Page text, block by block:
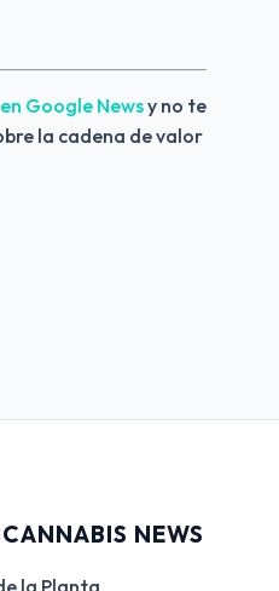
Google News y no te
la cadena de valor
NEWS
la Planta